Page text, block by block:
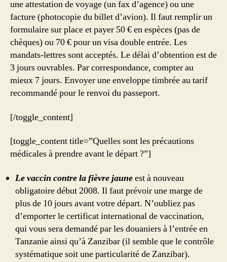
une attestation de voyage (un fax d’agence) ou une
facture (photocopie du billet d’avion). Il faut remplir un
formulaire sur place et payer 50 € en espèces (pas de
chèques) ou 70 € pour un visa double entrée. Les
mandats-lettres sont acceptés. Le délai d’obtention est de
3 jours ouvrables. Par correspondance, compter au
mieux 7 jours. Envoyer une enveloppe timbrée au tarif
recommandé pour le renvoi du passeport.
[/toggle_content]
[toggle_content title=”Quelles sont les précautions
médicales à prendre avant le départ ?”]
Le vaccin contre la fièvre jauneest à nouveau
obligatoire début 2008. Il faut prévoir une marge de
plus de 10 jours avant votre départ. N’oubliez pas
d’emporter le certificat international de vaccination,
qui vous sera demandé par les douaniers à l’entrée en
Tanzanie ainsi qu’à Zanzibar (il semble que le contrôle
systématique soit une particularité de Zanzibar).